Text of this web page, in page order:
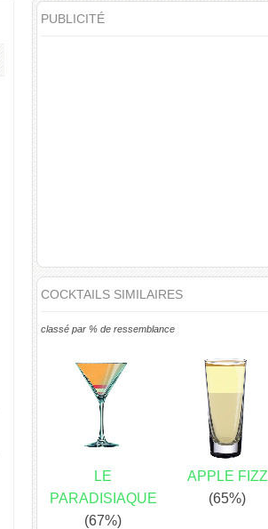
PUBLICITÉ
COCKTAILS SIMILAIRES
classé par % de ressemblance
LE
PARADISIAQUE
(67%)
APPLE FIZZ
(65%)